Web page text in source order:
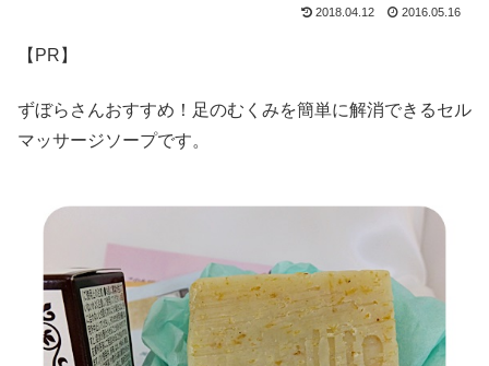
2018.04.12 2016.05.16
【PR】
ずぼらさんおすすめ！足のむくみを簡単に解消できるセル
マッサージソープです。